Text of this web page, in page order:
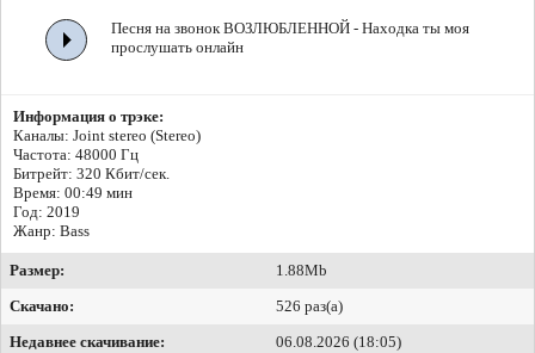
Песня на звонок ВОЗЛЮБЛЕННОЙ - Находка ты моя
прослушать онлайн
Информация о трэке:
Каналы: Joint stereo (Stereo)
Частота: 48000 Гц
Битрейт: 320 Кбит/сек.
Время: 00:49 мин
Год: 2019
Жанр: Bass
Размер:
1.88Mb
Скачано:
526 раз(а)
Недавнее скачивание:
06.08.2026 (18:05)